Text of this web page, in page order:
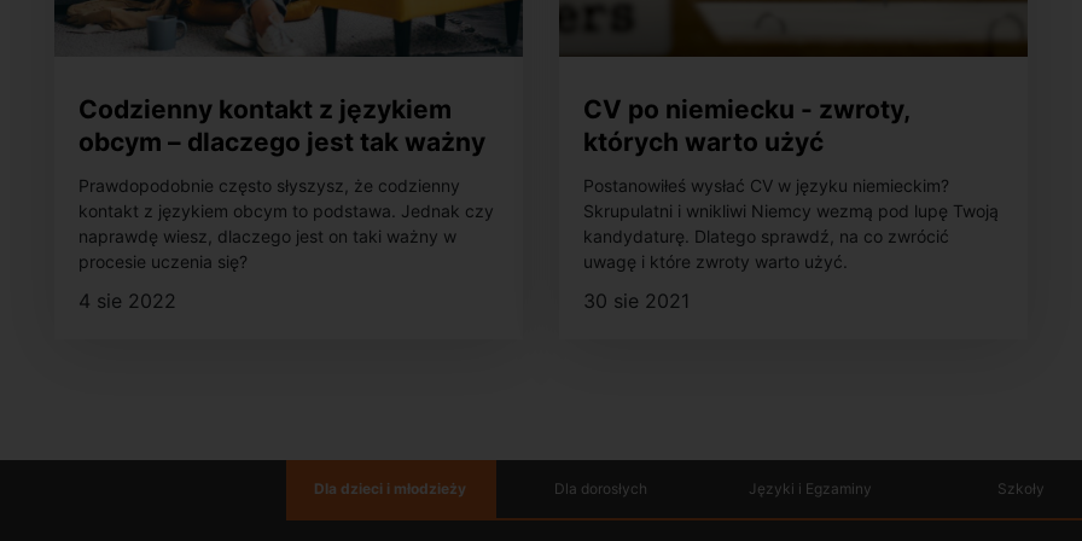
Codzienny kontakt z językiem
obcym – dlaczego jest tak ważny
w procesie uczenia się?
Prawdopodobnie często słyszysz, że codzienny
kontakt z językiem obcym to podstawa. Jednak czy
naprawdę wiesz, dlaczego jest on taki ważny w
procesie uczenia się?
4 sie 2022
CV po niemiecku - zwroty,
których warto użyć
Postanowiłeś wysłać CV w języku niemieckim?
Skrupulatni i wnikliwi Niemcy wezmą pod lupę Twoją
kandydaturę. Dlatego sprawdź, na co zwrócić
uwagę i które zwroty warto użyć.
30 sie 2021
Dla dzieci i młodzieży Dla dorosłych Języki i Egzaminy Szkoły